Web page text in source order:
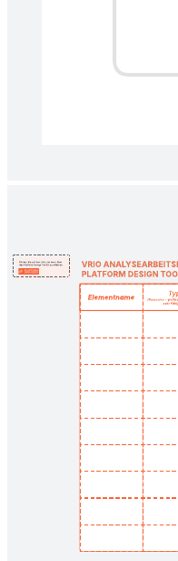
Bewerten Sie Ideen für KI-